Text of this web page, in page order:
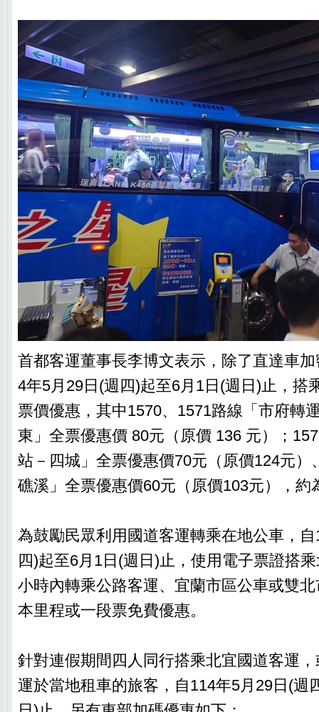
首都客運董事長李博文表示，除了直達車
4年5月29日(週四)起至6月1日(週日)止，搭
票價優惠，其中1570、1571路線「市府轉
東」全票優惠價 80元（原價 136 元）；
站－四城」全票優惠價70元（原價124元）
礁溪」全票優惠價60元（原價103元），約
為鼓勵民眾利用國道客運轉乘在地公車，
四)起至6月1日(週日)止，使用電子票證搭
小時內轉乘公路客運、宜蘭市區公車或雙
本里程或一段票免費優惠。
針對連假期間四人同行搭乘北宜國道客運
運於當地租車的旅客，自114年5月29日(週